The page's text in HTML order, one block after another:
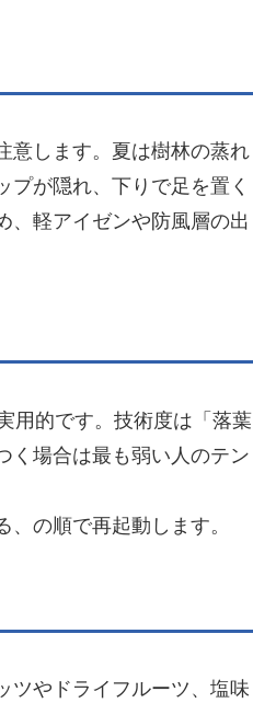
意します。夏は樹林の蒸れ
プが隠れ、下りで足を置く
、軽アイゼンや防風層の出
用的です。技術度は「落葉
く場合は最も弱い人のテン
の順で再起動します。
ツやドライフルーツ、塩味